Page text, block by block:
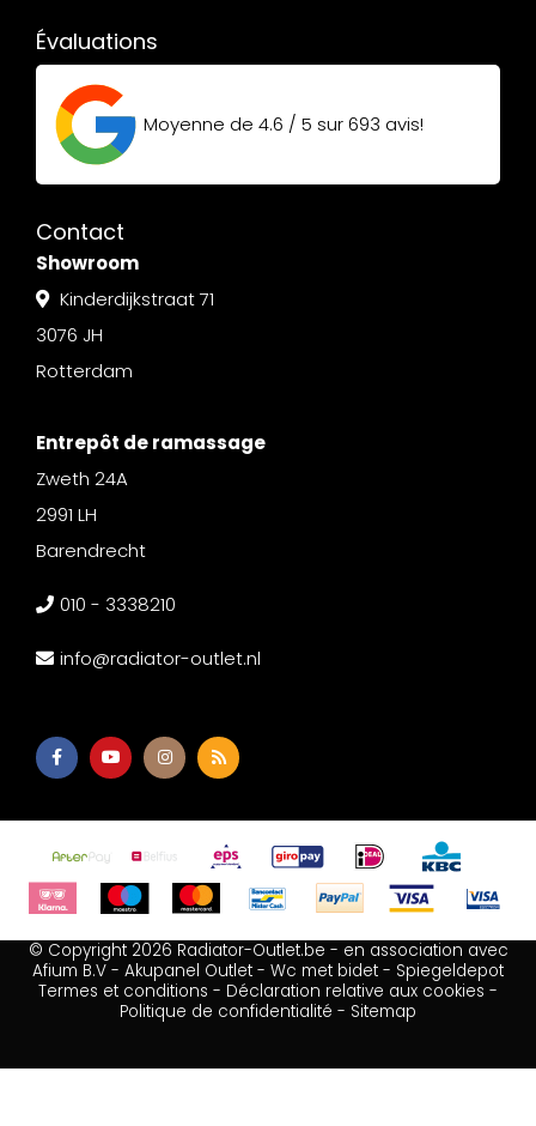
Évaluations
Moyenne de 4.6 / 5 sur693 avis!
Contact
Showroom
Kinderdijkstraat 71
3076 JH
Rotterdam
Entrepôt de ramassage
Zweth 24A
2991 LH
Barendrecht
010 - 3338210
info@radiator-outlet.nl
© Copyright 2026 Radiator-Outlet.be - en association avec
Afium B.V - Akupanel Outlet - Wc met bidet - Spiegeldepot
Termes et conditions - Déclaration relative aux cookies -
Politique de confidentialité - Sitemap